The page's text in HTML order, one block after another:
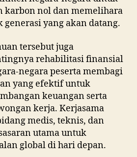
karbon nol dan memelihara
yang akan datang.
tersebut juga
rehabilitasi finansial
negara peserta membagi
yang efektif untuk
keuangan serta
kerja. Kerjasama
medis, teknis, dan
utama untuk
global di hari depan.